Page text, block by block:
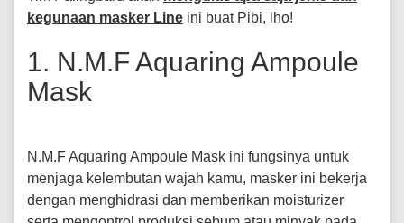
kegunaan masker Line ini buat Pibi, lho!
1. N.M.F Aquaring Ampoule
Mask
N.M.F Aquaring Ampoule Mask ini fungsinya untuk
menjaga kelembutan wajah kamu, masker ini bekerja
dengan menghidrasi dan memberikan moisturizer